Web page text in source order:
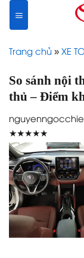
content
Trang chủ » XE
So sánh nội
thủ – Điểm
★★★★★